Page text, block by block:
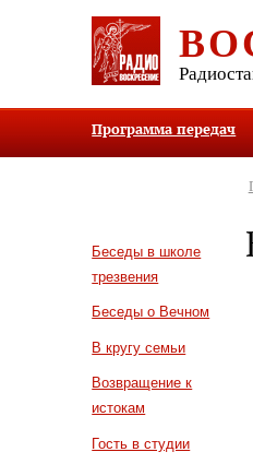
Программа передач
Беседы в школе
трезвения
Беседы о Вечном
В кругу семьи
Возвращение к
истокам
Гость в студии